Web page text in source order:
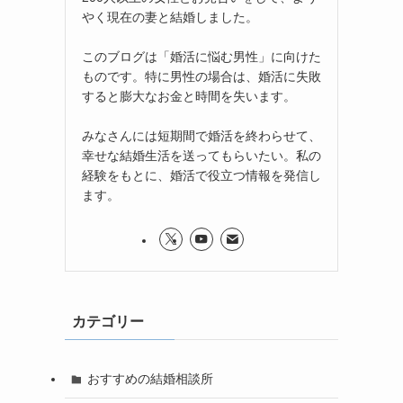
やく現在の妻と結婚しました。
このブログは「婚活に悩む男性」に向けた
ものです。特に男性の場合は、婚活に失敗
すると膨大なお金と時間を失います。
みなさんには短期間で婚活を終わらせて、
幸せな結婚生活を送ってもらいたい。私の
経験をもとに、婚活で役立つ情報を発信し
ます。
カテゴリー
おすすめの結婚相談所